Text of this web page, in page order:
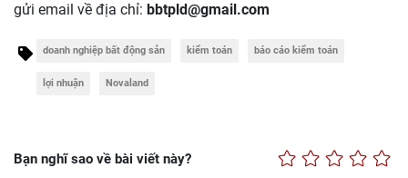
gửi email về địa chỉ: bbtpld@gmail.com
doanh nghiệp bất động sản kiểm toán báo cáo kiểm toán
lợi nhuận Novaland
Bạn nghĩ sao về bài viết này?